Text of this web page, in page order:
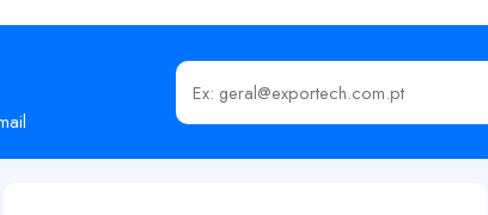
Insira o seu email